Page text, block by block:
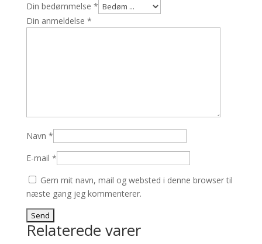
Din bedømmelse *
Din anmeldelse *
Navn *
E-mail *
Gem mit navn, mail og websted i denne browser til
næste gang jeg kommenterer.
Relaterede varer